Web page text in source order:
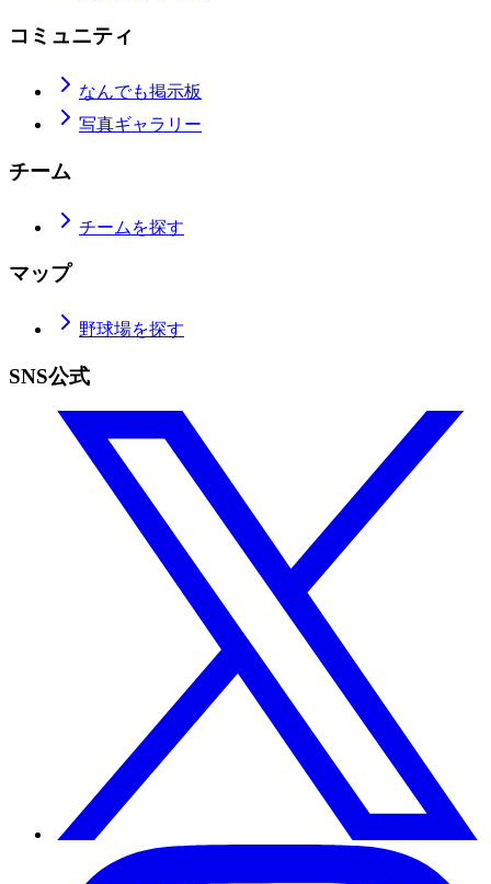
コミュニティ
なんでも掲示板
写真ギャラリー
チーム
チームを探す
マップ
野球場を探す
SNS公式